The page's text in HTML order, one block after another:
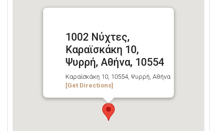
1002 Νύχτες,
Καραϊσκάκη 10,
Ψυρρή, Αθήνα, 10554
Καραϊσκάκη 10, 10554, Ψυρρή, Αθήνα
[Get Directions]